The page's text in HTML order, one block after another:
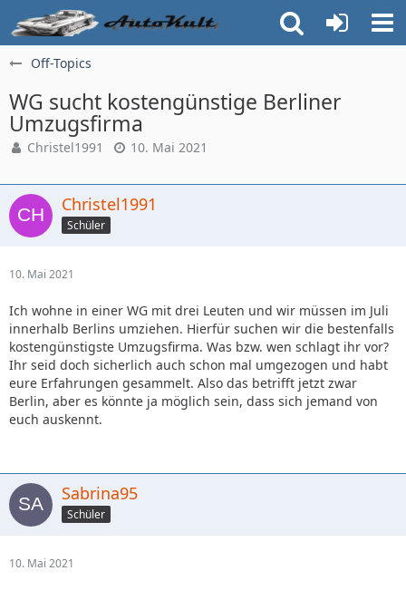
Off-Topics
WG sucht kostengünstige Berliner
Umzugsfirma
Christel1991 10. Mai 2021
Christel1991
Schüler
10. Mai 2021
Ich wohne in einer WG mit drei Leuten und wir müssen im Juli
innerhalb Berlins umziehen. Hierfür suchen wir die bestenfalls
kostengünstigste Umzugsfirma. Was bzw. wen schlagt ihr vor?
Ihr seid doch sicherlich auch schon mal umgezogen und habt
eure Erfahrungen gesammelt. Also das betrifft jetzt zwar
Berlin, aber es könnte ja möglich sein, dass sich jemand von
euch auskennt.
Sabrina95
Schüler
10. Mai 2021